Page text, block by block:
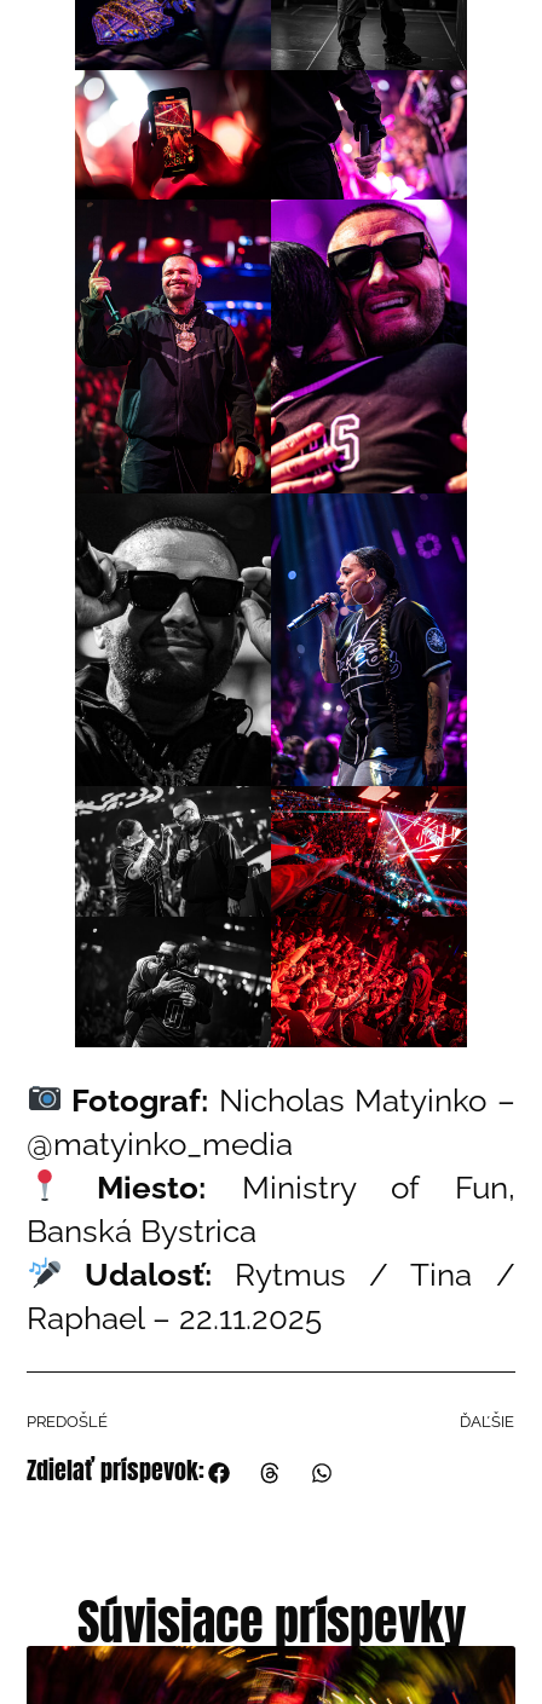
Fotograf: Nicholas Matyinko –
@matyinko_media
Miesto: Ministry of Fun,
Banská Bystrica
Udalosť: Rytmus / Tina /
Raphael – 22.11.2025
PREDOŠLÉ ĎAĽŠIE
Zdielať príspevok:
Súvisiace príspevky